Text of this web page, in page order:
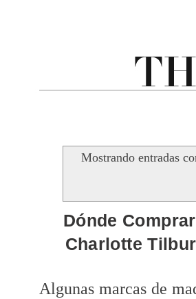
Mostrando entradas
Dónde
Charlotte
Algunas marcas de